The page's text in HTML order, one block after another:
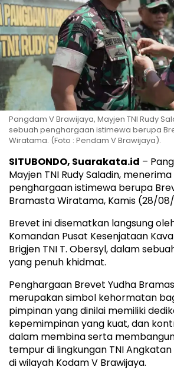
Pangdam V Brawijaya, Mayjen TNI Rudy
sebuah penghargaan istimewa berupa
Wiratama. (Foto : Pendam V Brawijaya).
SITUBONDO, Suarakata.id –
Mayjen TNI Rudy Saladin,
penghargaan istimewa berupa
Bramasta Wiratama, Kamis (28/
Brevet ini disematkan langsung
Komandan Pusat Kesenjataan
Brigjen TNI T. Obersyl, dalam
yang penuh khidmat.
Penghargaan Brevet Yudha
merupakan simbol kehormatan
pimpinan yang dinilai memiliki
kepemimpinan yang kuat, dan
dalam membina serta
tempur di lingkungan TNI
di wilayah Kodam V Brawijaya.